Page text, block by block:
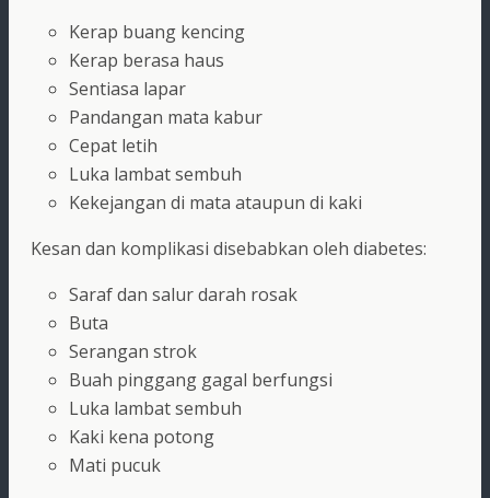
Kerap buang kencing
Kerap berasa haus
Sentiasa lapar
Pandangan mata kabur
Cepat letih
Luka lambat sembuh
Kekejangan di mata ataupun di kaki
Kesan dan komplikasi disebabkan oleh diabetes:
Saraf dan salur darah rosak
Buta
Serangan strok
Buah pinggang gagal berfungsi
Luka lambat sembuh
Kaki kena potong
Mati pucuk